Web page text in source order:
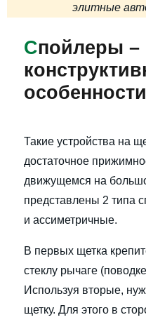
элитные
Спойлеры –
особенности
Такие устройства на
достаточное
движущемся на
представлены 2 типа
и ассиметричные.
В первых щетка
стеклу рычаге
Используя вторые,
щетку. Для этого в